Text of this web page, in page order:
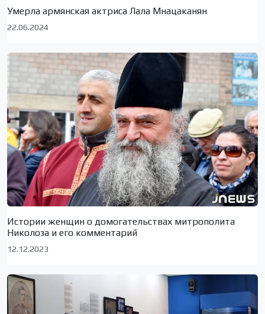
Умерла армянская актриса Лала Мнацаканян
22.06.2024
Истории женщин о домогательствах митрополита
Николоза и его комментарий
12.12.2023